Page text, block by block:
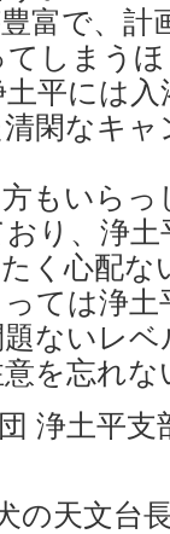
富で、計
しまう
平には
閑なキ
もいらっ
り、浄
く心配な
ては浄
ないレ
を忘れ
浄土平
天文台